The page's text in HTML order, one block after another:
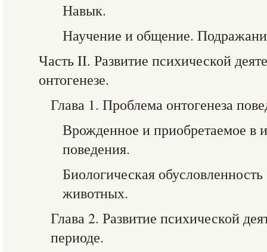
Навык.
Научение и общение.
Часть II. Развитие психической
онтогенезе.
Глава 1. Проблема онтогенеза
Врожденное и приобретаемое в
поведения.
Биологическая
животных.
Глава 2. Развитие психической
периоде.